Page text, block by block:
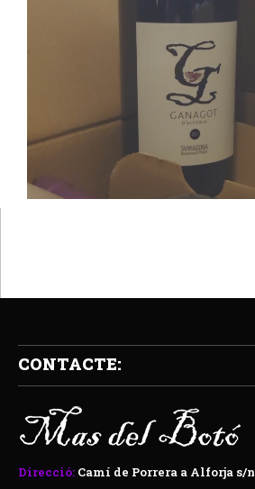
CONTACTE:
Direcció: Camí de Porrera a Alforja s/n